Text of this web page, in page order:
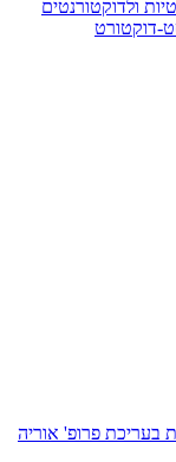
ולדוקטורנטים
דוקטורט
בעריכת פרופ' אוריה